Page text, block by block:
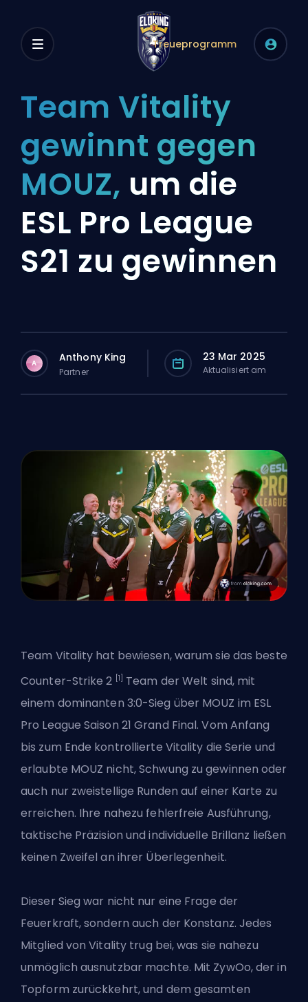
Treueprogramm
Team Vitality
gewinnt gegen
MOUZ, um die
ESL Pro League
S21 zu gewinnen
A Anthony King
Partner
23 Mar 2025
Aktualisiert am
Team Vitality hat bewiesen, warum sie das beste
Counter-Strike 2 [1]
Team der Welt sind, mit
einem dominanten 3:0-Sieg über MOUZ im ESL
Pro League Saison 21 Grand Final. Vom Anfang
bis zum Ende kontrollierte Vitality die Serie und
erlaubte MOUZ nicht, Schwung zu gewinnen oder
auch nur zweistellige Runden auf einer Karte zu
erreichen. Ihre nahezu fehlerfreie Ausführung,
taktische Präzision und individuelle Brillanz ließen
keinen Zweifel an ihrer Überlegenheit.
Dieser Sieg war nicht nur eine Frage der
Feuerkraft, sondern auch der Konstanz. Jedes
Mitglied von Vitality trug bei, was sie nahezu
unmöglich ausnutzbar machte. Mit ZywOo, der in
Topform zurückkehrt, und dem gesamten